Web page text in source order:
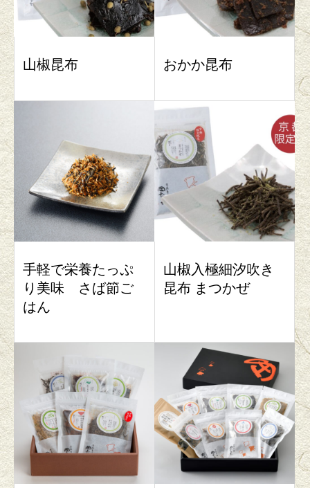
山椒昆布 おかか昆布
手軽で栄養たっぷ
り美味 さば節ご
はん
山椒入極細汐吹き
昆布 まつかぜ